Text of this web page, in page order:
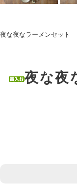
夜な夜なラーメンセット
夜な夜